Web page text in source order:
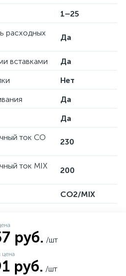
1–25
расходных
Да
вставками
Да
Нет
Да
Да
ток CO
230
ток MIX
200
CO2/MIX
руб. /шт
цена
руб. /шт